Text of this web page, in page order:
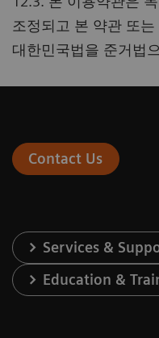
조정되고 본 약관 또
대한민국법을 준거법
Contact Us
Services &
Education &